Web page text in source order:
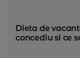
Dieta de
concediu si ce